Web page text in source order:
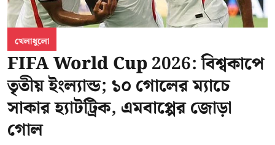
খেলাধুলো
FIFA World Cup 2026: বিশ্বকাপে
তৃতীয় ইংল্যান্ড; ১০ গোলের ম্যাচে
সাকার হ্যাটট্রিক, এমবাপ্পের জোড়া
গোল